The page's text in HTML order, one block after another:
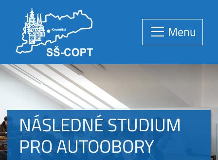
Menu
NÁSLEDNÉ STUDIUM
PRO AUTOOBORY